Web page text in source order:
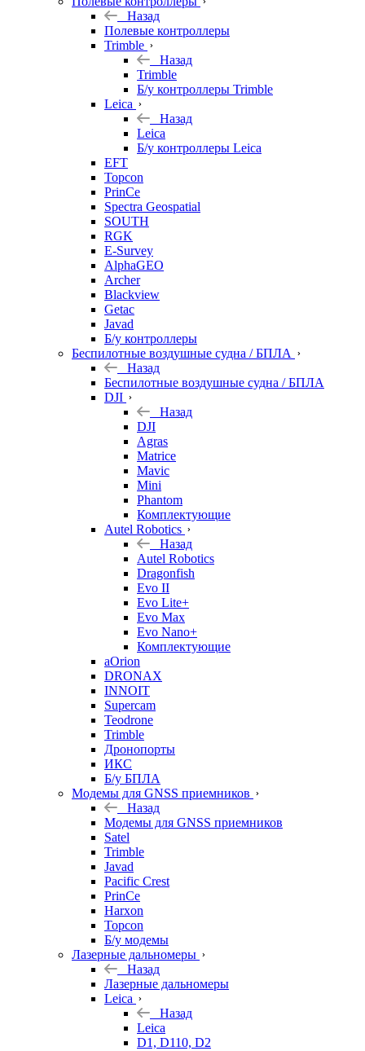
Назад
Полевые контроллеры
Trimble
Назад
Trimble
Б/у контроллеры Trimble
Leica
Назад
Leica
Б/у контроллеры Leica
EFT
Topcon
PrinCe
Spectra Geospatial
SOUTH
RGK
E-Survey
AlphaGEO
Archer
Blackview
Getac
Javad
Б/у контроллеры
Беспилотные воздушные судна / БПЛА
Назад
Беспилотные воздушные судна / БПЛА
DJI
Назад
DJI
Agras
Matrice
Mavic
Mini
Phantom
Комплектующие
Autel Robotics
Назад
Autel Robotics
Dragonfish
Evo II
Evo Lite+
Evo Max
Evo Nano+
Комплектующие
aOrion
DRONAX
INNOIT
Supercam
Teodrone
Trimble
Дронопорты
ИКС
Б/у БПЛА
Модемы для GNSS приемников
Назад
Модемы для GNSS приемников
Satel
Trimble
Javad
Pacific Crest
PrinCe
Harxon
Topcon
Б/у модемы
Лазерные дальномеры
Назад
Лазерные дальномеры
Leica
Назад
Leica
D1, D110, D2